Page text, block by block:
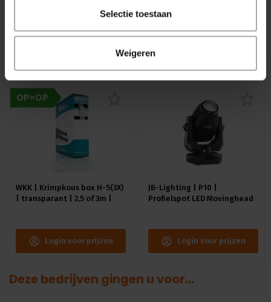
Selectie toestaan
Weigeren
lichteffecten....
OP=OP
WKK | Krimpkous box H-5(3X)
| transparant | 2,5 of 3m |
Login voor prijzen
JB-Lighting | P10 |
Profielspot LED Movinghead
|4.4° - 60° | 18kg | CRI ≥92 -
Login voor prijzen
Deze bedrijven gingen u voor...